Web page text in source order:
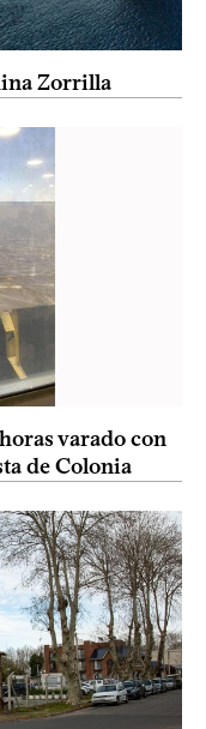
Zorrilla
varado con
de Colonia